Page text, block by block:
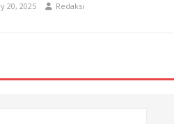
20, 2025 Redaksi